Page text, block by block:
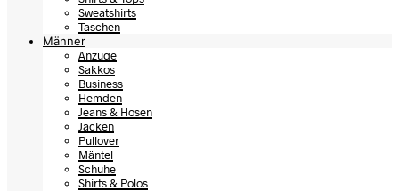
Sweatshirts
Taschen
Männer
Anzüge
Sakkos
Business
Hemden
Jeans & Hosen
Jacken
Pullover
Mäntel
Schuhe
Shirts & Polos